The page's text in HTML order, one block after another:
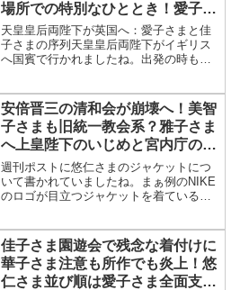
場所での特別なひととき！愛子さ
まと佳子さま序列が変わる？森暢
平の発見、養子案に異議あり
天皇皇后両陛下が英国へ：愛子さまと佳
子さまの序列天皇皇后両陛下がイギリス
へ国賓で行かれましたね。出発の時も空
ギリスの街並みの動画をアップしている
人もいましたが日本の皇室...
安倍晋三の清和会が崩壊へ！美智
子さまも旧統一教会系？雅子さま
へ上皇陛下のいじめと宮内庁の侮
辱罪
週刊ポストに悠仁さまのジャケットにつ
いて書かれていましたね。まぁ例のNIKE
のロゴが目立つジャケットを着ている点
ということですね。まぁ前回のデサント
のリュックに関し...
佳子さま園遊会で残念な着付けに
華子さま注意も所作でも炎上！悠
仁さま並び順は愛子さま全面支援